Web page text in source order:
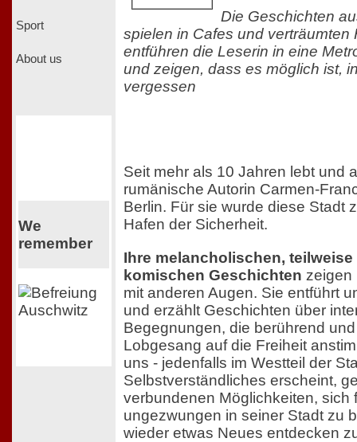
Sport
About us
We
remember
Die Geschichten
spielen in Cafes und verträumten
entführen die Leserin in eine
und zeigen, dass es möglich ist,
vergessen
Seit mehr als 10 Jahren lebt und
rumänische Autorin Carmen-
Berlin. Für sie wurde diese Stadt
Hafen der Sicherheit.
Ihre melancholischen, teilweise
komischen Geschichten zeigen
mit anderen Augen. Sie entführt
und erzählt Geschichten über
Begegnungen, die berührend
Lobgesang auf die Freiheit
uns - jedenfalls im Westteil der
Selbstverständliches erscheint,
verbundenen Möglichkeiten, sich
ungezwungen in seiner Stadt zu
wieder etwas Neues entdecken